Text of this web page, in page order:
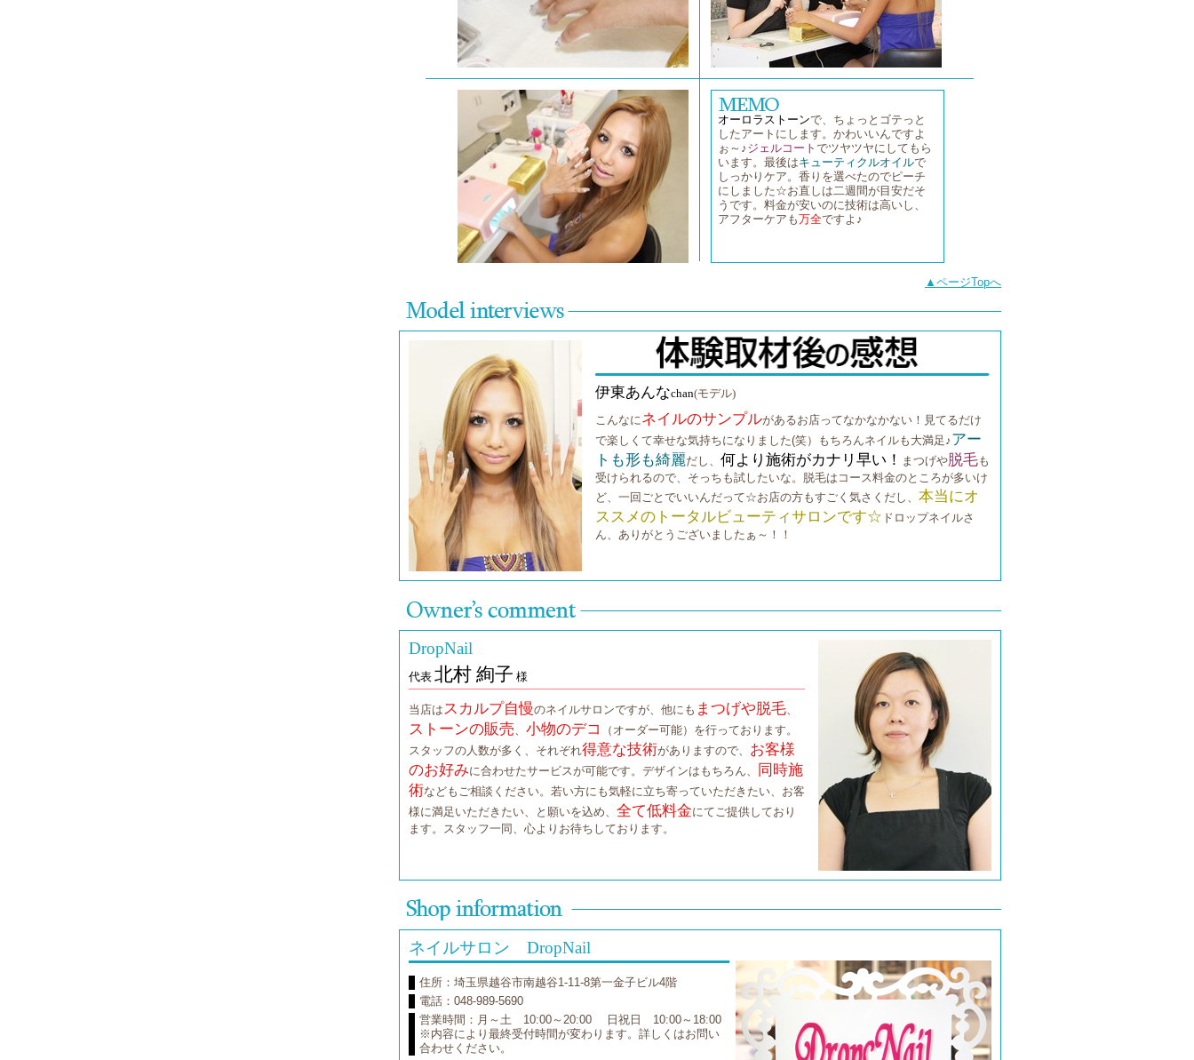
オーロラストーンで、ちょっとゴテっと
したアートにします。かわいいんですよ
ぉ～♪ジェルコート でツヤツヤにしてもら
います。最後はキューティクルオイルで
しっかりケア。香りを選べたのでピーチ
にしました☆お直しは二週間が目安だそ
うです。料金が安いのに技術は高いし、
アフターケアも万全ですよ♪
▲ページTopへ
伊東あんなchan(モデル)
こんなにネイルのサンプルがあるお店ってなかなかない！見てるだけ
で楽しくて幸せな気持ちになりました(笑）もちろんネイルも大満足♪アー
トも形も綺麗だし、 何より施術がカナリ早い！ まつげや脱毛も
受けられるので、そっちも試したいな。脱毛はコース料金のところが多いけ
ど、一回ごとでいいんだって☆お店の方もすごく気さくだし、 本当にオ
ススメのトータルビューティサロンです☆ ドロップネイルさ
ん、ありがとうございましたぁ～！！
DropNail
代表 北村 絢子 様
当店はスカルプ自慢のネイルサロンですが、他にも まつげや脱毛、
ストーンの販売、 小物のデコ
（オーダー可能）を行っております。
スタッフの人数が多く、それぞれ得意な技術がありますので、 お客様
のお好みに合わせたサービスが可能です。デザインはもちろん、
同時施
術などもご相談ください。若い方にも気軽に立ち寄っていただきたい、お客
様に満足いただきたい、と願いを込め、 全て低料金にてご提供しており
ます。スタッフ一同、心よりお待ちしております。
ネイルサロン DropNail
住所：埼玉県越谷市南越谷1-11-8第一金子ビル4階
電話：048-989-5690
営業時間：月～土 10:00～20:00 日祝日 10:00～18:00
※内容により最終受付時間が変わります。詳しくはお問い
合わせください。